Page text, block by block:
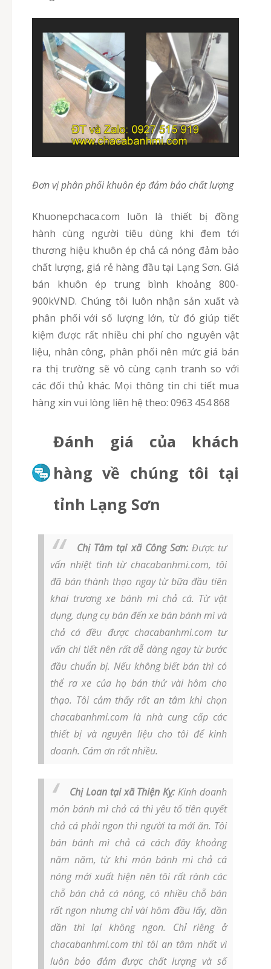
Đơn vị phân phối khuôn ép đảm bảo chất lượng
Khuonepchaca.com luôn là thiết bị đồng
hành cùng người tiêu dùng khi đem tới
thương hiệu khuôn ép chả cá nóng đảm bảo
chất lượng, giá rẻ hàng đầu tại Lạng Sơn. Giá
bán khuôn ép trung bình khoảng 800-
900kVND. Chúng tôi luôn nhận sản xuất và
phân phối với số lượng lớn, từ đó giúp tiết
kiệm được rất nhiều chi phí cho nguyên vật
liệu, nhân công, phân phối nên mức giá bán
ra thị trường sẽ vô cùng cạnh tranh so với
các đối thủ khác. Mọi thông tin chi tiết mua
hàng xin vui lòng liên hệ theo: 0963 454 868
Đánh giá của khách
hàng về chúng tôi tại
tỉnh Lạng Sơn
Chị Tâm tại xã Công Sơn:Được tư
vấn nhiệt tình từ chacabanhmi.com, tôi
đã bán thành thạo ngay từ bữa đầu tiên
khai trương xe bánh mì chả cá. Từ vật
dụng, dụng cụ bán đến xe bán bánh mì và
chả cá đều được chacabanhmi.com tư
vấn chi tiết nên rất dễ dàng ngay từ bước
đầu chuẩn bị. Nếu không biết bán thì có
thể ra xe của họ bán thử vài hôm cho
thạo. Tôi cảm thấy rất an tâm khi chọn
chacabanhmi.com là nhà cung cấp các
thiết bị và nguyên liệu cho tôi để kinh
doanh. Cám ơn rất nhiều.
Chị Loan tại xã Thiện Kỵ: Kinh doanh
món bánh mì chả cá thì yêu tố tiên quyết
chả cá phải ngon thì người ta mới ăn. Tôi
bán bánh mì chả cá cách đây khoảng
năm năm, từ khi món bánh mì chả cá
nóng mới xuất hiện nên tôi rất rành các
chỗ bán chả cá nóng, có nhiều chỗ bán
rất ngon nhưng chỉ vài hôm đầu lấy, dần
dần thì lại không ngon. Chỉ riêng ở
chacabanhmi.com thì tôi an tâm nhất vì
luôn bảo đảm được chất lượng và số